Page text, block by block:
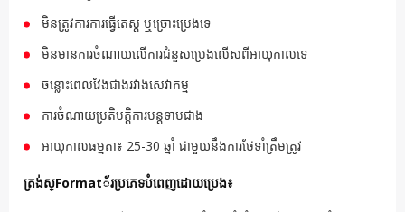
មិនត្រូវការការធ្វើតេស្ត ឬច្រោះប្រេងទេ
មិនមានការចំណាយលើការជំនួសប្រេងលើសពីអាយុកាលទេ
ចន្លោះពេលវែងជាងរវាងសេវាកម្ម
ការចំណាយប្រតិបត្តិការបន្តទាបជាង
អាយុកាលធម្មតា៖ 25-30 ឆ្នាំ ជាមួយនឹងការថែទាំត្រឹមត្រូវ
ត្រង់ស្Format័រប្រភេទបំពេញដោយប្រេង៖